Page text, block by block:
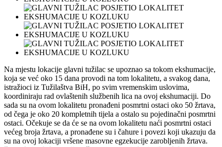
Na mjestu lokacije glavni tužilac se upoznao sa tokom ekshumacije,
koja se već oko 15 dana provodi na tom lokalitetu, a svakog dana,
istražioci iz Tužilaštva BiH, po svim vremenskim uslovima,
koordiniraju rad ovlaštenih službenih lica na ovoj ekshumaciji. Do
sada su na ovom lokalitetu pronađeni posmrtni ostaci oko 50 žrtava,
od čega je oko 20 kompletnih tijela a ostalo su pojedinačni posmrtni
ostaci. Očekuje se da će se na ovom lokalitetu naći posmrtni ostaci
većeg broja žrtava, a pronađene su i čahure i povezi koji ukazuju da
su na ovoj lokaciji vršene masovne egzekucije zarobljenih žrtava.